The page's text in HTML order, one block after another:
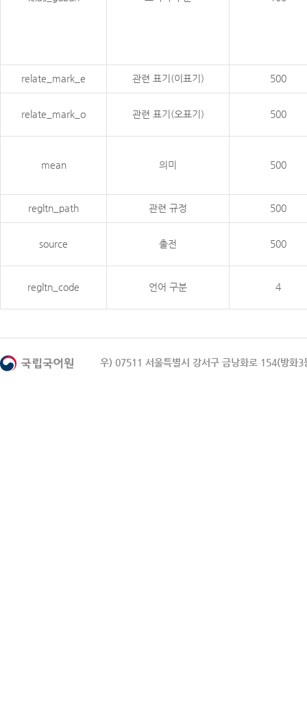
relate_mark_e 관련 표기(이표기) 500
relate_mark_o 관련 표기(오표기) 500
mean 의미 500
regltn_path 관련 규정 500
source 출전 500
regltn_code 언어 구분 4
우) 07511 서울특별시 강서구 금낭화로 154(방화3